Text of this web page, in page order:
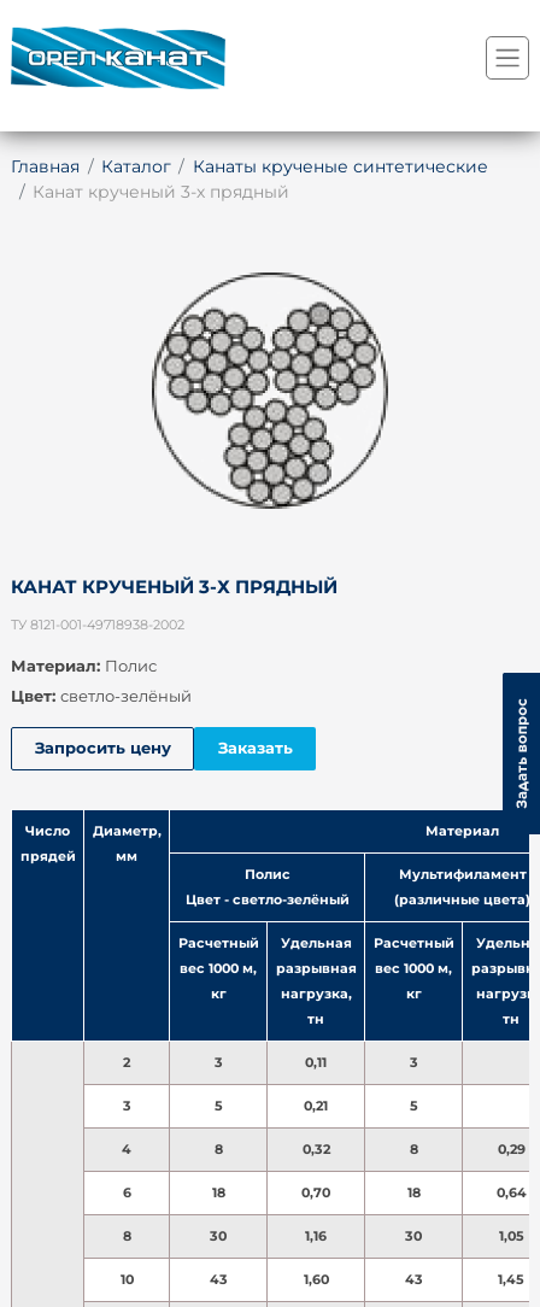
Главная Каталог
Канаты крученые синтетические
Канат крученый 3-х прядный
КАНАТ КРУЧЕНЫЙ 3-Х ПРЯДНЫЙ
ТУ 8121-001-49718938-2002
Материал: Полис
Цвет:светло-зелёный
Запросить цену Заказать
Число
прядей
Диаметр,
мм
Материал
Полис
Цвет - светло-зелёный
Мультифиламент
(различные цвета)
Расчетный
вес 1000 м,
кг
Удельная
разрывная
нагрузка,
тн
Расчетный
вес 1000 м,
кг
тн
2 3 0,11 3
3 5 0,21 5
4 8 0,32 8 0,29
6 18 0,70 18 0,64
8 30 1,16 30 1,05
10 43 1,60 43 1,45